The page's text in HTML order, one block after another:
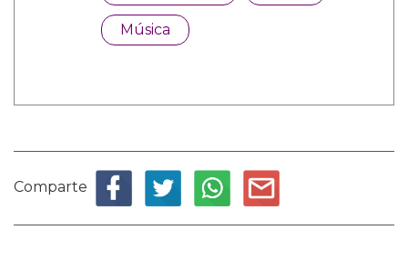
Música
Comparte